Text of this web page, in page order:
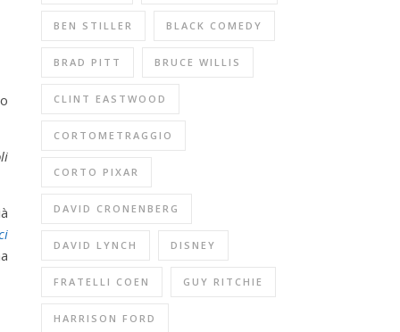
BEN STILLER BLACK COMEDY
BRAD PITT BRUCE WILLIS
CLINT EASTWOOD
CORTOMETRAGGIO
CORTO PIXAR
DAVID CRONENBERG
DAVID LYNCH DISNEY
FRATELLI COEN GUY RITCHIE
HARRISON FORD